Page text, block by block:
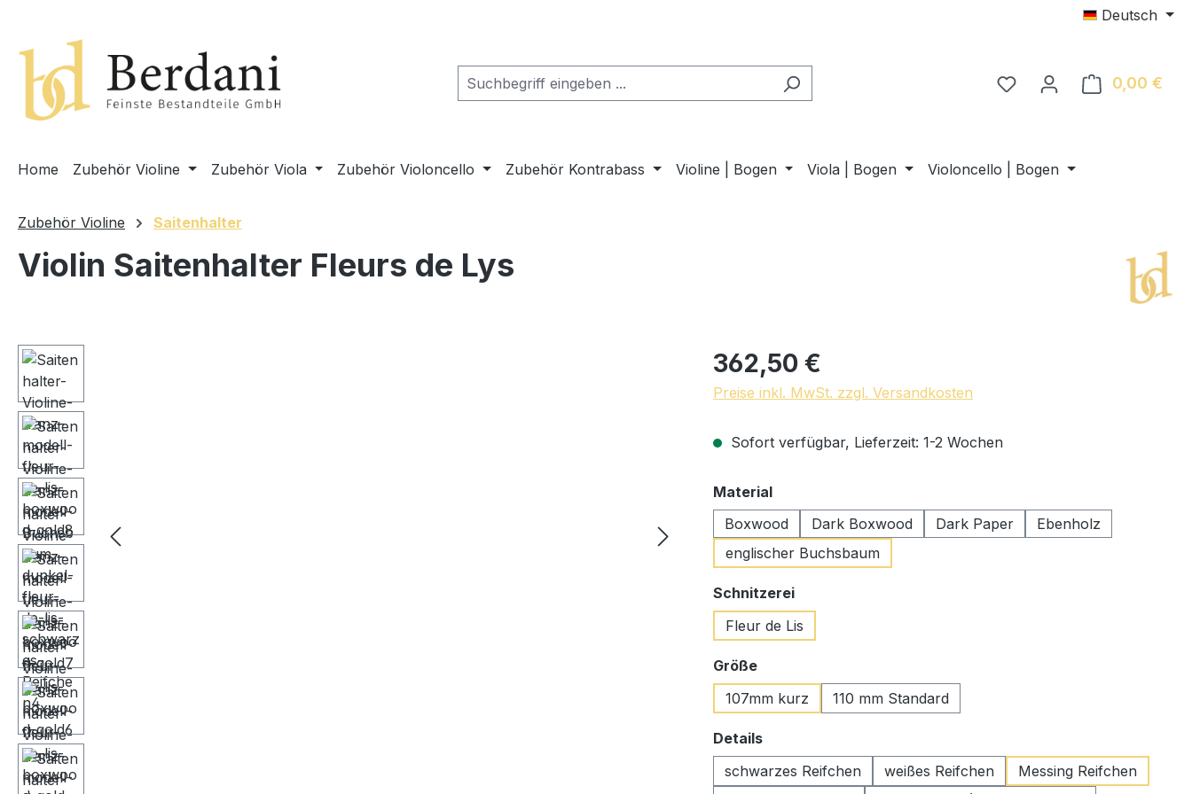
Deutsch
0,00 €
Home Zubehör Violine Zubehör Viola Zubehör Violoncello Zubehör Kontrabass Violine | Bogen Viola | Bogen Violoncello | Bogen
Zubehör Violine Saitenhalter
Violin Saitenhalter Fleurs de Lys
Bildergalerie überspringen 362,50 €
Preise inkl. MwSt. zzgl. Versandkosten
Sofort verfügbar, Lieferzeit: 1-2 Wochen
Materialauswählen
Boxwood
Dark Boxwood Dark Paper
Ebenholz
englischer Buchsbaum
Schnitzereiauswählen
Fleur de Lis
Größeauswählen
107mm kurz
110 mm Standard
Detailsauswählen
schwarzes Reifchen
weißes Reifchen
Messing Reifchen